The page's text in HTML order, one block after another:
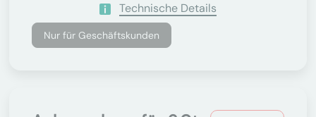
Technische Details
Nur für Geschäftskunden